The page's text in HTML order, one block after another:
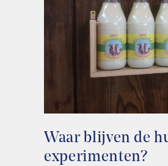
Waar blijven de
experimenten?